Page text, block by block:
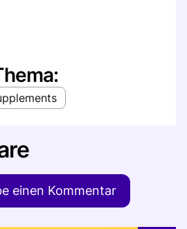
einen Kommentar